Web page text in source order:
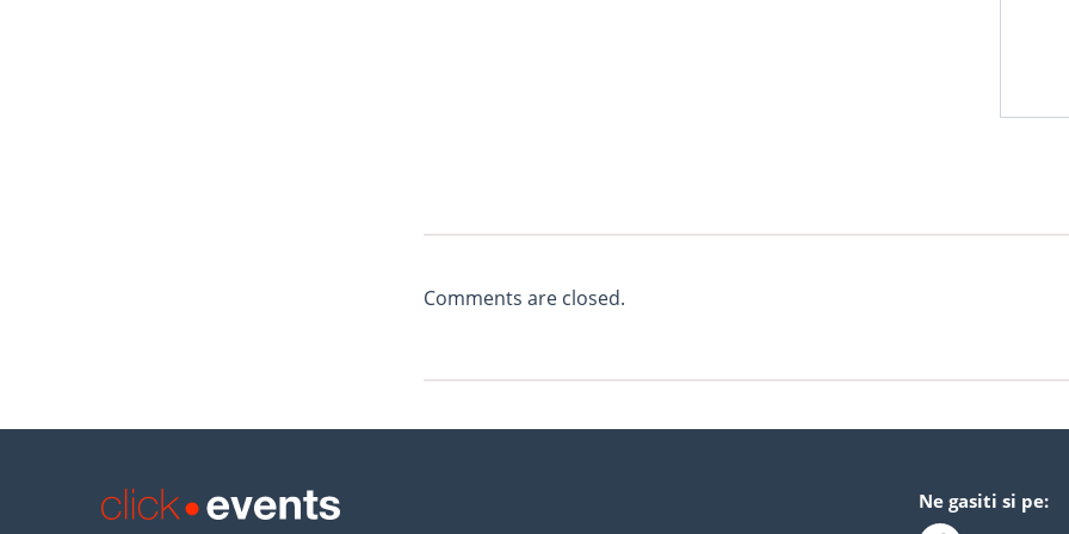
Comments are closed.
Ne gasiti si pe: